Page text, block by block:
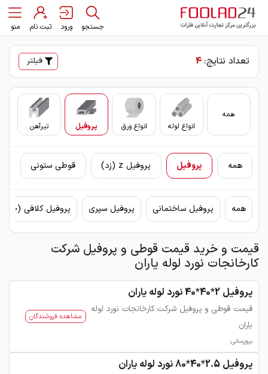
جستجو ورود ثبت نام منو
تعداد نتایج: 4 فیلتر
همه
انواع لوله
انواع ورق پروفیل تیرآهن
همه پروفیل پروفیل z (زد) قوطی ستونی
همه پروفیل ساختمانی پروفیل سپری پروفیل کلافی
قیمت و خرید قیمت قوطی و پروفیل شرکت
کارخانجات نورد لوله یاران
پروفیل 2*40*40 نورد لوله یاران
قیمت قوطی و پروفیل شرکت کارخانجات نورد لوله
یاران
بروزرسانی:
مشاهده فروشندگان
پروفیل 2.5*40*80 نورد لوله یاران